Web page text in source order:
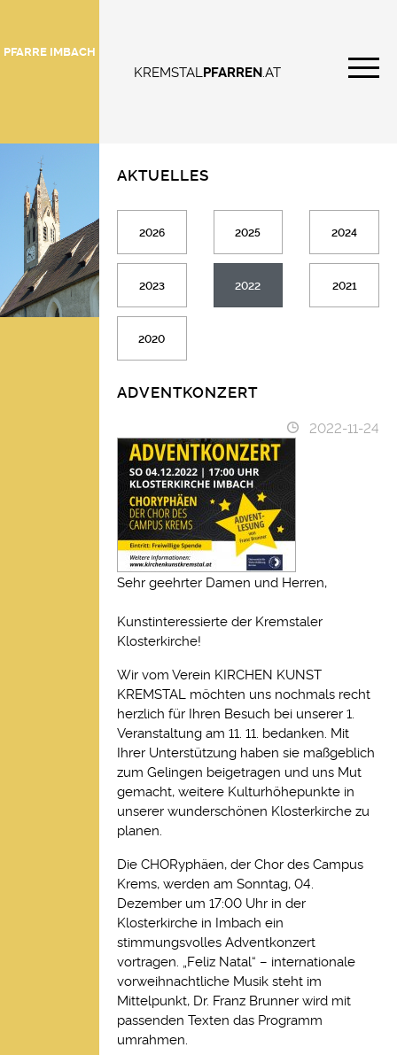
PFARRE IMBACH
KREMSTAL PFARREN.AT
AKTUELLES
2026 2025 2024
2023 2022 2021
2020
ADVENTKONZERT
2022-11-24
Sehr geehrter Damen und Herren,
Kunstinteressierte der Kremstaler
Klosterkirche!
Wir vom Verein KIRCHEN KUNST
KREMSTAL möchten uns nochmals recht
herzlich für Ihren Besuch bei unserer 1.
Veranstaltung am 11. 11. bedanken. Mit
Ihrer Unterstützung haben sie maßgeblich
zum Gelingen beigetragen und uns Mut
gemacht, weitere Kulturhöhepunkte in
unserer wunderschönen Klosterkirche zu
planen.
Die CHORyphäen, der Chor des Campus
Krems, werden am Sonntag, 04.
Dezember um 17:00 Uhr in der
Klosterkirche in Imbach ein
stimmungsvolles Adventkonzert
vortragen. „Feliz Natal“ – internationale
vorweihnachtliche Musik steht im
Mittelpunkt, Dr. Franz Brunner wird mit
passenden Texten das Programm
umrahmen.